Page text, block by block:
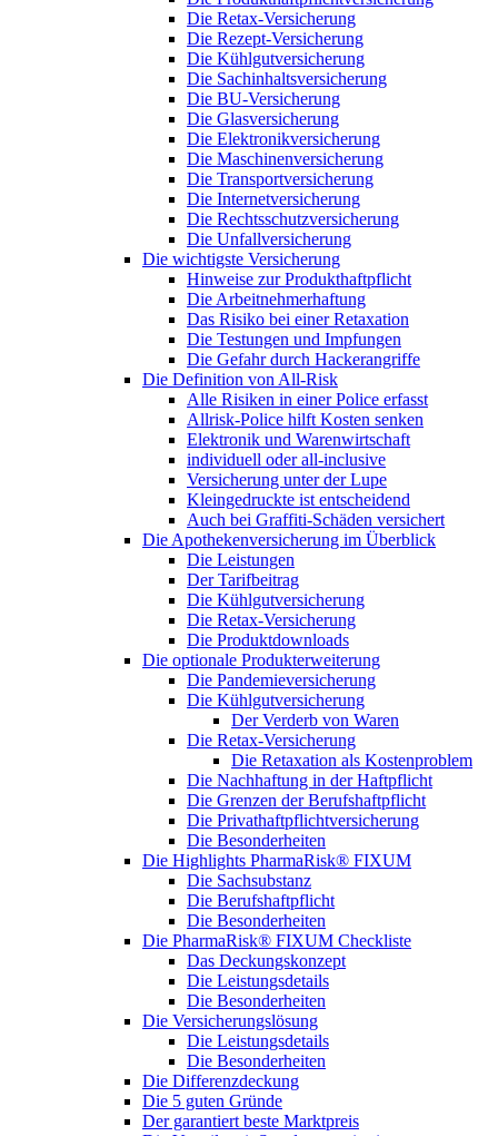
Die Retax-Versicherung
Die Rezept-Versicherung
Die Kühlgutversicherung
Die Sachinhaltsversicherung
Die BU-Versicherung
Die Glasversicherung
Die Elektronikversicherung
Die Maschinenversicherung
Die Transportversicherung
Die Internetversicherung
Die Rechtsschutzversicherung
Die Unfallversicherung
Die wichtigste Versicherung
Hinweise zur Produkthaftpflicht
Die Arbeitnehmerhaftung
Das Risiko bei einer Retaxation
Die Testungen und Impfungen
Die Gefahr durch Hackerangriffe
Die Definition von All-Risk
Alle Risiken in einer Police erfasst
Allrisk-Police hilft Kosten senken
Elektronik und Warenwirtschaft
individuell oder all-inclusive
Versicherung unter der Lupe
Kleingedruckte ist entscheidend
Auch bei Graffiti-Schäden versichert
Die Apothekenversicherung im Überblick
Die Leistungen
Der Tarifbeitrag
Die Kühlgutversicherung
Die Retax-Versicherung
Die Produktdownloads
Die optionale Produkterweiterung
Die Pandemieversicherung
Die Kühlgutversicherung
Der Verderb von Waren
Die Retax-Versicherung
Die Retaxation als Kostenproblem
Die Nachhaftung in der Haftpflicht
Die Grenzen der Berufshaftpflicht
Die Privathaftpflichtversicherung
Die Besonderheiten
Die Highlights PharmaRisk® FIXUM
Die Sachsubstanz
Die Berufshaftpflicht
Die Besonderheiten
Die PharmaRisk® FIXUM Checkliste
Das Deckungskonzept
Die Leistungsdetails
Die Besonderheiten
Die Versicherungslösung
Die Leistungsdetails
Die Besonderheiten
Die Differenzdeckung
Die 5 guten Gründe
Der garantiert beste Marktpreis